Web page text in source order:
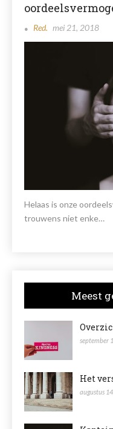
Red. mei 21, 2018
Helaas is onze
trouwens niet enke…
Meest
september
Het
augustus